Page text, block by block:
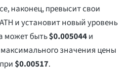
наконец, превысит свои
и установит новый уровень
может быть$0.005044и
значения цены
$0.00517.